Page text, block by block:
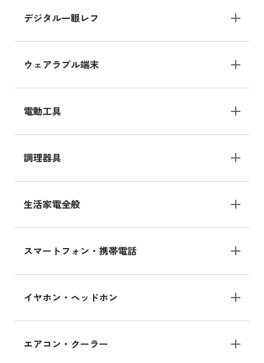
デジタル一眼レフ
ウェアラブル端末
電動工具
調理器具
生活家電全般
スマートフォン・携帯電話
イヤホン・ヘッドホン
エアコン・クーラー